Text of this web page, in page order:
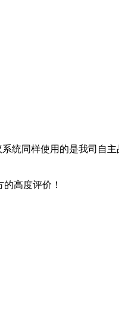
同样使用的是我司自主
高度评价！